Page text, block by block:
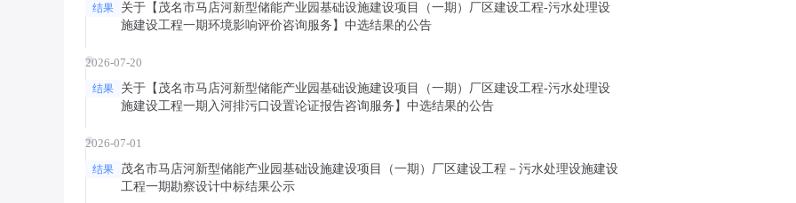
结果
关于【茂名市马店河新型储能产业园基础设施建设项目（一期）厂区建设工程-污水处理设
施建设工程一期环境影响评价咨询服务】中选结果的公告
2026-07-20
结果
关于【茂名市马店河新型储能产业园基础设施建设项目（一期）厂区建设工程-污水处理设
施建设工程一期入河排污口设置论证报告咨询服务】中选结果的公告
2026-07-01
结果
茂名市马店河新型储能产业园基础设施建设项目（一期）厂区建设工程－污水处理设施建设
工程一期勘察设计中标结果公示